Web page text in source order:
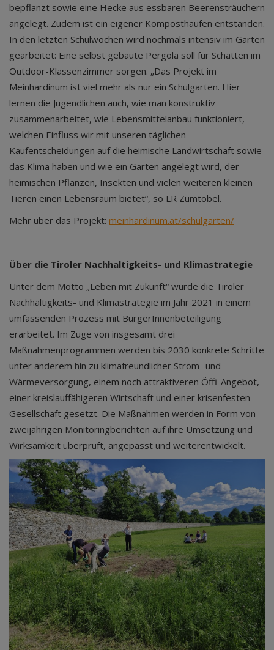
bepflanzt sowie eine Hecke aus essbaren Beerensträuchern
angelegt. Zudem ist ein eigener Komposthaufen entstanden.
In den letzten Schulwochen wird nochmals intensiv im Garten
gearbeitet: Eine selbst gebaute Pergola soll für Schatten im
Outdoor-Klassenzimmer sorgen. „Das Projekt im
Meinhardinum ist viel mehr als nur ein Schulgarten. Hier
lernen die Jugendlichen auch, wie man konstruktiv
zusammenarbeitet, wie Lebensmittelanbau funktioniert,
welchen Einfluss wir mit unseren täglichen
Kaufentscheidungen auf die heimische Landwirtschaft sowie
das Klima haben und wie ein Garten angelegt wird, der
heimischen Pflanzen, Insekten und vielen weiteren kleinen
Tieren einen Lebensraum bietet“, so LR Zumtobel.
Mehr über das Projekt: meinhardinum.at/schulgarten/
Über die Tiroler Nachhaltigkeits- und Klimastrategie
Unter dem Motto „Leben mit Zukunft“ wurde die Tiroler
Nachhaltigkeits- und Klimastrategie im Jahr 2021 in einem
umfassenden Prozess mit BürgerInnenbeteiligung
erarbeitet. Im Zuge von insgesamt drei
Maßnahmenprogrammen werden bis 2030 konkrete Schritte
unter anderem hin zu klimafreundlicher Strom- und
Wärmeversorgung, einem noch attraktiveren Öffi-Angebot,
einer kreislauffähigeren Wirtschaft und einer krisenfesten
Gesellschaft gesetzt. Die Maßnahmen werden in Form von
zweijährigen Monitoringberichten auf ihre Umsetzung und
Wirksamkeit überprüft, angepasst und weiterentwickelt.